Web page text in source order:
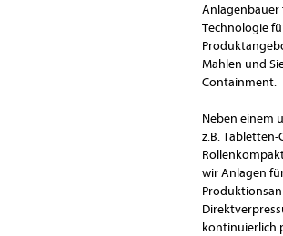
Anlagenbauer
Technologie
Mahlen und
Containment.
Neben einem
z.B.
wir Anlagen
kontinuierlich